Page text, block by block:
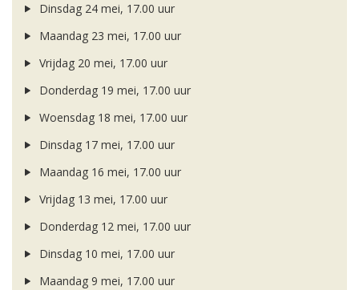
Dinsdag 24 mei, 17.00 uur
Maandag 23 mei, 17.00 uur
Vrijdag 20 mei, 17.00 uur
Donderdag 19 mei, 17.00 uur
Woensdag 18 mei, 17.00 uur
Dinsdag 17 mei, 17.00 uur
Maandag 16 mei, 17.00 uur
Vrijdag 13 mei, 17.00 uur
Donderdag 12 mei, 17.00 uur
Dinsdag 10 mei, 17.00 uur
Maandag 9 mei, 17.00 uur